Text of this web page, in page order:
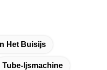
Het Buisijs
Tube-Ijsmachine